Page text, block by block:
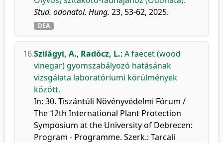
Stud. odonatol. Hung. 23, 53-62, 2025.
DEA
16.Szilágyi, A., Radócz, L.: A faecet (wood
vinegar) gyomszabályozó hatásának
vizsgálata laboratóriumi körülmények
között.
In: 30. Tiszántúli Növényvédelmi Fórum /
The 12th International Plant Protection
Symposium at the University of Debrecen:
Program - Programme. Szerk.: Tarcali